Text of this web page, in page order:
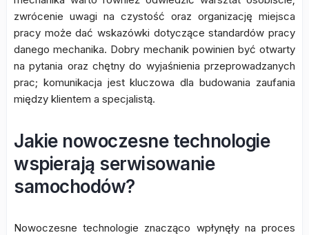
zwrócenie uwagi na czystość oraz organizację miejsca
pracy może dać wskazówki dotyczące standardów pracy
danego mechanika. Dobry mechanik powinien być otwarty
na pytania oraz chętny do wyjaśnienia przeprowadzanych
prac; komunikacja jest kluczowa dla budowania zaufania
między klientem a specjalistą.
Jakie nowoczesne technologie
wspierają serwisowanie
samochodów?
Nowoczesne technologie znacząco wpłynęły na proces